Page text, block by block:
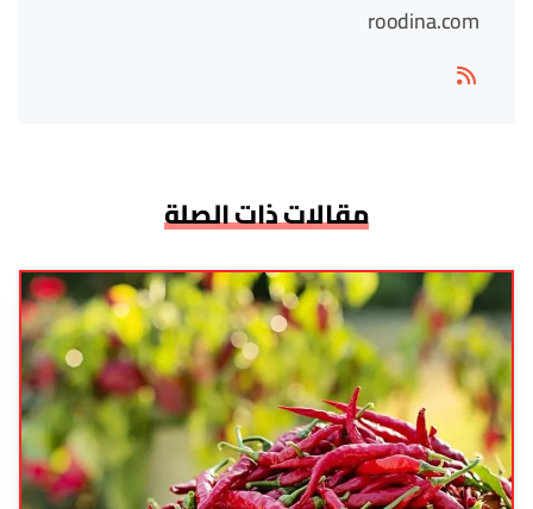
roodina.com
مقالات ذات الصلة